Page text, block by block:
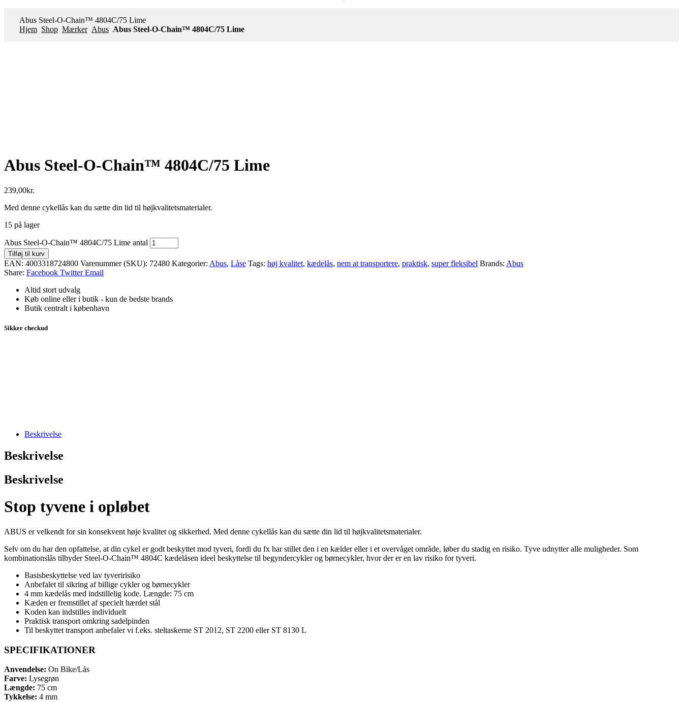
Abus Steel-O-Chain™ 4804C/75 Lime
Hjem Shop Mærker Abus Abus Steel-O-Chain™ 4804C/75 Lime
Abus Steel-O-Chain™ 4804C/75 Lime
239,00kr.
Med denne cykellås kan du sætte din lid til højkvalitetsmaterialer.
15 på lager
Abus Steel-O-Chain™ 4804C/75 Lime antal
Tilføj til kurv
EAN: 4003318724800 Varenummer (SKU): 72480 Kategorier: Abus, Låse Tags: høj kvalitet, kædelås, nem at transportere, praktisk, super fleksibel Brands: Abus
Share: Facebook Twitter Email
Altid stort udvalg
Køb online eller i butik - kun de bedste brands
Butik centralt i københavn
Sikker checkud
Beskrivelse
Beskrivelse
Beskrivelse
Stop tyvene i opløbet
ABUS er velkendt for sin konsekvent høje kvalitet og sikkerhed. Med denne cykellås kan du sætte din lid til højkvalitetsmaterialer.
Selv om du har den opfattelse, at din cykel er godt beskyttet mod tyveri, fordi du fx har stillet den i en kælder eller i et overvåget område, løber du stadig en risiko. Tyve udnytter alle muligheder. Som
kombinationslås tilbyder Steel-O-Chain™ 4804C kædelåsen ideel beskyttelse til begyndercykler og børnecykler, hvor der er en lav risiko for tyveri.
Basisbeskyttelse ved lav tyveririsiko
Anbefalet til sikring af billige cykler og børnecykler
4 mm kædelås med indstillelig kode. Længde: 75 cm
Kæden er fremstillet af specielt hærdet stål
Koden kan indstilles individuelt
Praktisk transport omkring sadelpinden
Til beskyttet transport anbefaler vi f.eks. steltaskerne ST 2012, ST 2200 eller ST 8130 L
SPECIFIKATIONER
Anvendelse: On Bike/Lås
Farve: Lysegrøn
Længde: 75 cm
Tykkelse: 4 mm